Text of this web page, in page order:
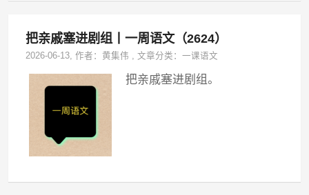
把亲戚塞进剧组丨一周语文（2624）
2026-06-13, 作者：黄集伟 ,文章分类：一课语文
把亲戚塞进剧组。